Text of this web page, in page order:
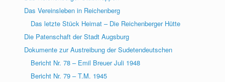
Das Vereinsleben in Reichenberg
Das letzte Stück Heimat – Die Reichenberger Hütte
Die Patenschaft der Stadt Augsburg
Dokumente zur Austreibung der Sudetendeutschen
Bericht Nr. 78 – Emil Breuer Juli 1948
Bericht Nr. 79 – T.M. 1945